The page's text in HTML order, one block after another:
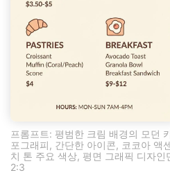
프롬프트: 평범한 크림 배경의 모던
포그래피, 간단한 아이콘, 코코아 액
치 톤 주요 색상, 평면 그래픽 디자
2:3